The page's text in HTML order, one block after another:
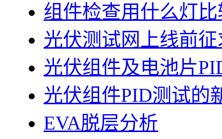
组件检查用什么灯
光伏测试网上线前
光伏组件及电池片
光伏组件PID测试的
EVA脱层分析